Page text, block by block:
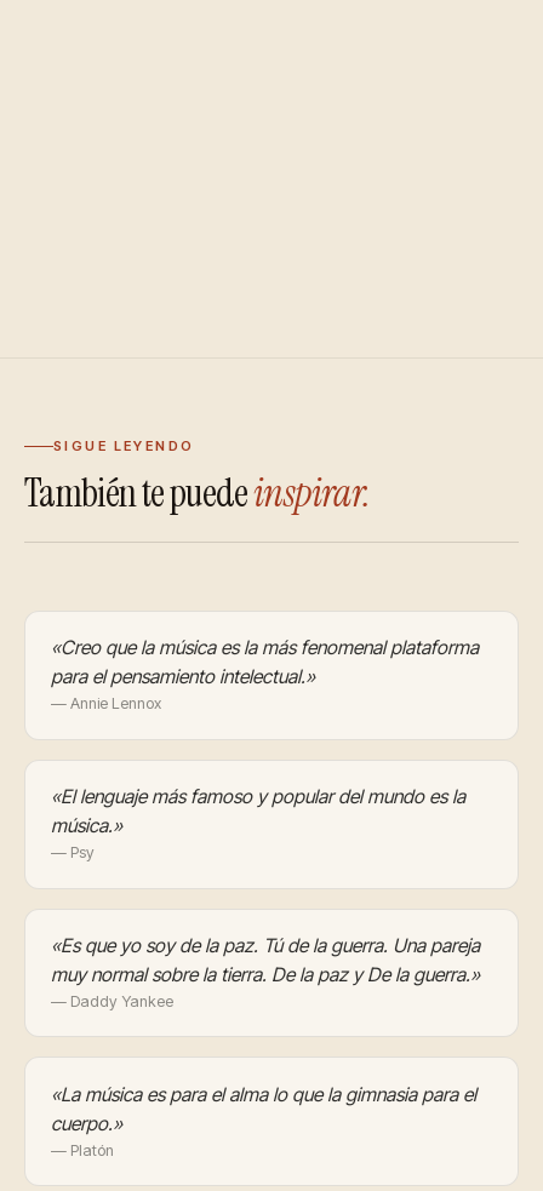
SIGUE LEYENDO
También te puedeinspirar.
«Creo que la música es la más fenomenal plataforma
para el pensamiento intelectual.»
— Annie Lennox
«El lenguaje más famoso y popular del mundo es la
música.»
— Psy
«Es que yo soy de la paz. Tú de la guerra. Una pareja
muy normal sobre la tierra. De la paz y De la guerra.»
— Daddy Yankee
«La música es para el alma lo que la gimnasia para el
cuerpo.»
— Platón